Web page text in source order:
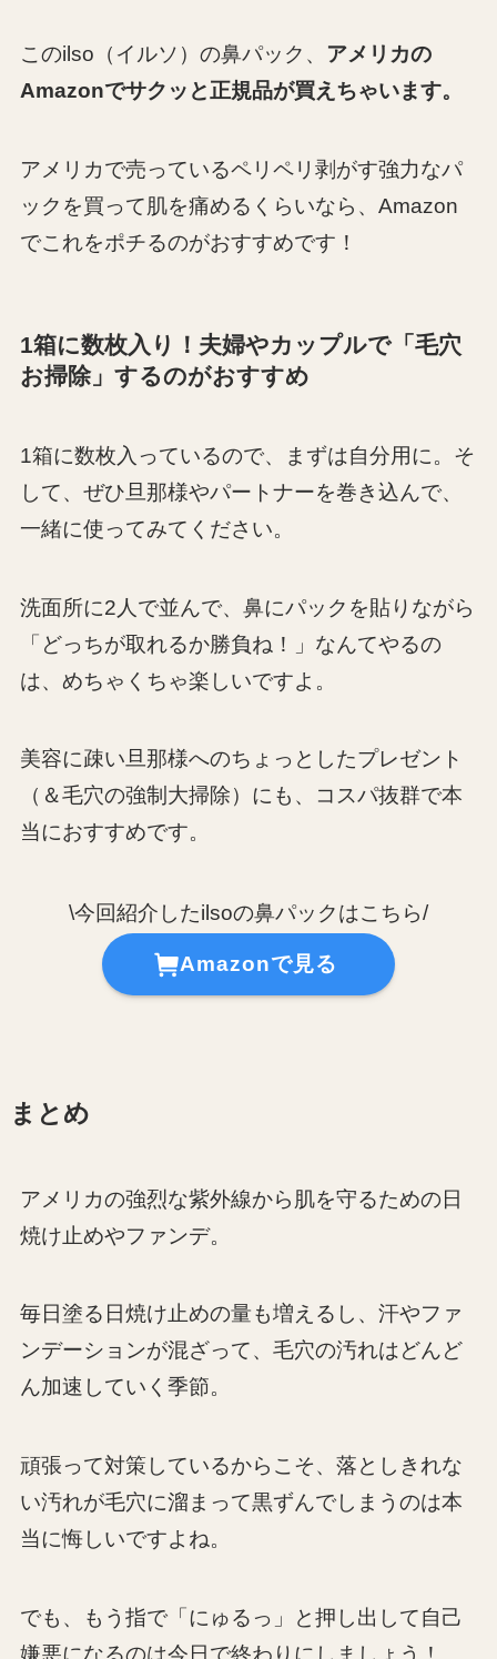
このilso（イルソ）の鼻パック、 アメリカの
Amazonでサクッと正規品が買えちゃいます。
アメリカで売っているペリペリ剥がす強力なパ
ックを買って肌を痛めるくらいなら、Amazon
でこれをポチるのがおすすめです！
1箱に数枚入り！夫婦やカップルで「毛穴
お掃除」するのがおすすめ
1箱に数枚入っているので、まずは自分用に。そ
して、ぜひ旦那様やパートナーを巻き込んで、
一緒に使ってみてください。
洗面所に2人で並んで、鼻にパックを貼りながら
「どっちが取れるか勝負ね！」なんてやるの
は、めちゃくちゃ楽しいですよ。
美容に疎い旦那様へのちょっとしたプレゼント
（＆毛穴の強制大掃除）にも、コスパ抜群で本
当におすすめです。
\今回紹介したilsoの鼻パックはこちら/
Amazonで見る
まとめ
アメリカの強烈な紫外線から肌を守るための日
焼け止めやファンデ。
毎日塗る日焼け止めの量も増えるし、汗やファ
ンデーションが混ざって、毛穴の汚れはどんど
ん加速していく季節。
頑張って対策しているからこそ、落としきれな
い汚れが毛穴に溜まって黒ずんでしまうのは本
当に悔しいですよね。
でも、もう指で「にゅるっ」と押し出して自己
嫌悪になるのは今日で終わりにしましょう！